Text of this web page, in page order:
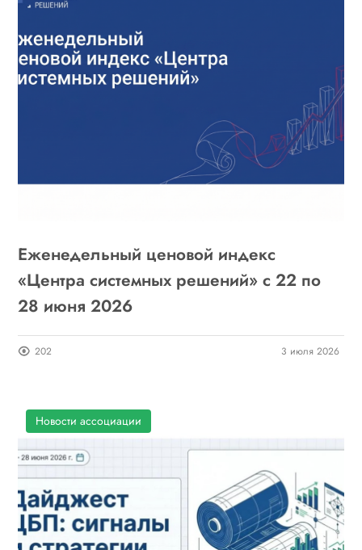
Еженедельный ценовой индекс
«Центра системных решений» с 22 по
28 июня 2026
202 3 июля 2026
Новости ассоциации